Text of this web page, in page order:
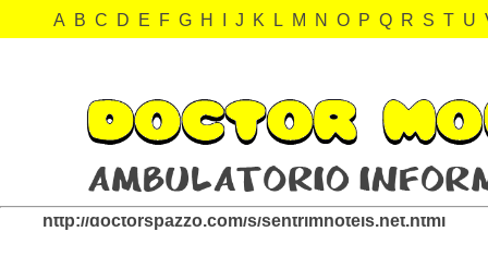
A B C D E F G H J K L M N O P Q R S T U
sentrimhotels.net Revisión:
http://doctorspazzo.com/s/sentrimhotels.net.html